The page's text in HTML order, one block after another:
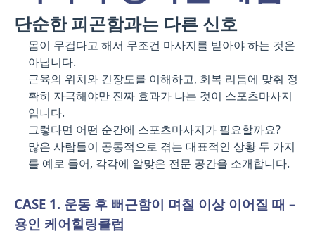
단순한 피곤함과는 다른 신호
몸이 무겁다고 해서 무조건 마사지를 받아야 하는 것은
아닙니다.
근육의 위치와 긴장도를 이해하고, 회복 리듬에 맞춰 정
확히 자극해야만 진짜 효과가 나는 것이 스포츠마사지
입니다.
그렇다면 어떤 순간에 스포츠마사지가 필요할까요?
많은 사람들이 공통적으로 겪는 대표적인 상황 두 가지
를 예로 들어, 각각에 알맞은 전문 공간을 소개합니다.
CASE 1. 운동 후 뻐근함이 며칠 이상 이어질 때 –
용인 케어힐링클럽